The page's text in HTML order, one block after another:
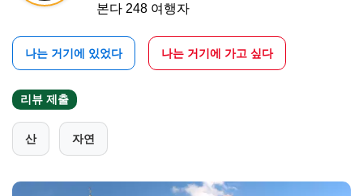
본다 248 여행자
나는 거기에 있었다 나는 거기에 가고 싶다
리뷰 제출
산 자연